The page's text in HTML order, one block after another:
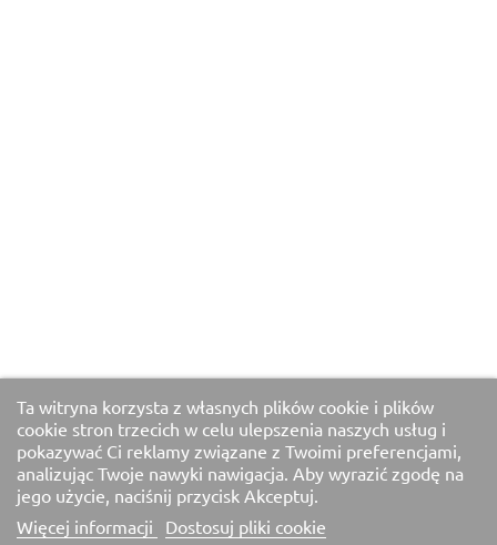
Ta witryna korzysta z własnych plików cookie i plików
cookie stron trzecich w celu ulepszenia naszych usług i
pokazywać Ci reklamy związane z Twoimi preferencjami,
analizując Twoje nawyki nawigacja. Aby wyrazić zgodę na
jego użycie, naciśnij przycisk Akceptuj.
Więcej informacji
Dostosuj pliki cookie